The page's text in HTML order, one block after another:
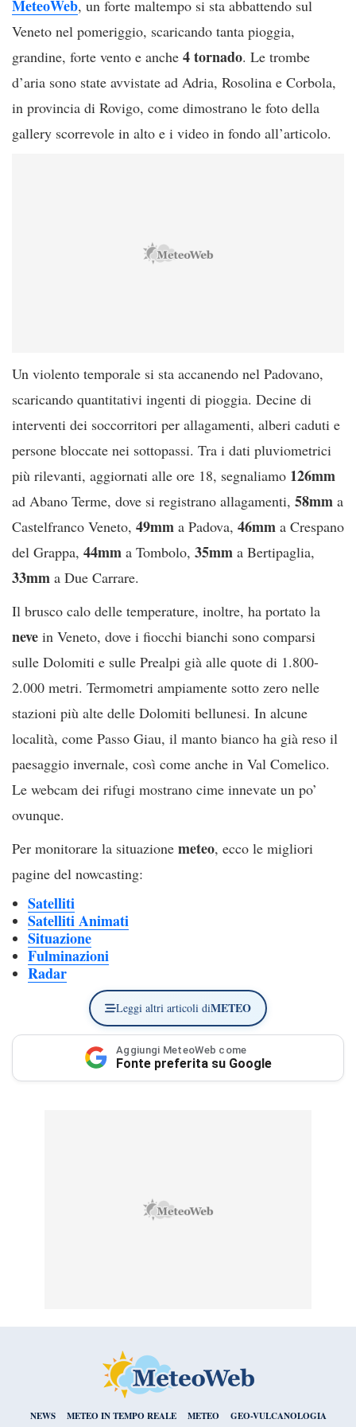
MeteoWeb, un forte maltempo si sta abbattendo sul
Veneto nel pomeriggio, scaricando tanta pioggia,
grandine, forte vento e anche 4 tornado. Le trombe
d’aria sono state avvistate ad Adria, Rosolina e Corbola,
in provincia di Rovigo, come dimostrano le foto della
gallery scorrevole in alto e i video in fondo all’articolo.
Un violento temporale si sta accanendo nel Padovano,
scaricando quantitativi ingenti di pioggia. Decine di
interventi dei soccorritori per allagamenti, alberi caduti e
persone bloccate nei sottopassi. Tra i dati pluviometrici
più rilevanti, aggiornati alle ore 18, segnaliamo 126mm
ad Abano Terme, dove si registrano allagamenti, 58mm a
Castelfranco Veneto, 49mm a Padova, 46mm a Crespano
del Grappa, 44mm a Tombolo, 35mm a Bertipaglia,
33mm a Due Carrare.
Il brusco calo delle temperature, inoltre, ha portato la
neve in Veneto, dove i fiocchi bianchi sono comparsi
sulle Dolomiti e sulle Prealpi già alle quote di 1.800-
2.000 metri. Termometri ampiamente sotto zero nelle
stazioni più alte delle Dolomiti bellunesi. In alcune
località, come Passo Giau, il manto bianco ha già reso il
paesaggio invernale, così come anche in Val Comelico.
Le webcam dei rifugi mostrano cime innevate un po’
ovunque.
Per monitorare la situazione meteo, ecco le migliori
pagine del nowcasting:
Satelliti
Satelliti Animati
Situazione
Fulminazioni
Radar
Leggi altri articoli diMETEO
Aggiungi MeteoWeb come
Fonte preferita su Google
NEWS METEO IN TEMPO REALE METEO GEO-VULCANOLOGIA